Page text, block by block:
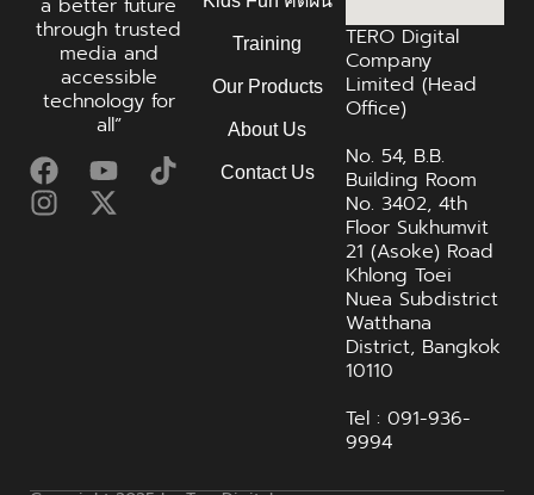
through trusted
media and
accessible
technology for
all”
Training
Our Products
About Us
Contact Us
TERO Digital
Company
Limited (Head
Office)
No. 54, B.B.
Building Room
No. 3402, 4th
Floor Sukhumvit
21 (Asoke) Road
Khlong Toei
Nuea Subdistrict
Watthana
District, Bangkok
10110
Tel : 091-936-
9994